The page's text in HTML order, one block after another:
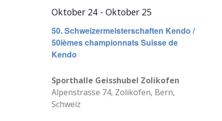
50. Schweizermeisterschaften Kendo /
50ièmes championnats Suisse de
Kendo
Oktober 24- Oktober 25
Sporthalle Geisshubel Zolikofen
Alpenstrasse 74, Zolikofen, Bern,
Schweiz